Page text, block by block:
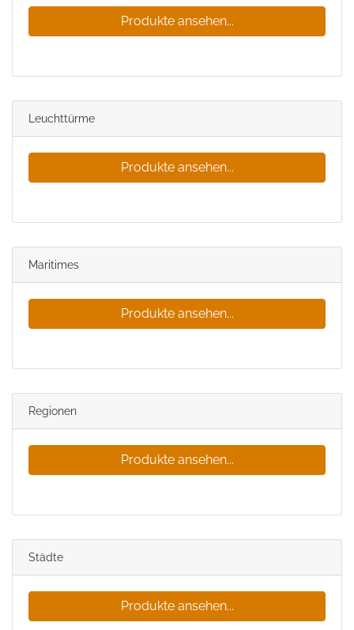
Produkte ansehen...
Leuchttürme
Produkte ansehen...
Maritimes
Produkte ansehen...
Regionen
Produkte ansehen...
Städte
Produkte ansehen...